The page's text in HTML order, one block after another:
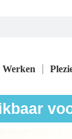
Werken